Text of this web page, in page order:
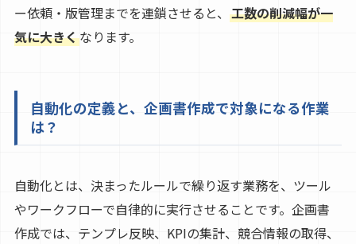
ー依頼・版管理までを連鎖させると、 工数の削減幅が一
気に大きくなります。
自動化の定義と、企画書作成で対象になる作業
は？
自動化とは、決まったルールで繰り返す業務を、ツール
やワークフローで自律的に実行させることです。企画書
作成では、テンプレ反映、KPIの集計、競合情報の取得、